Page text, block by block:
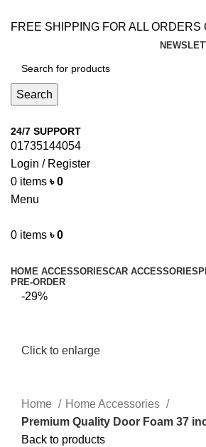
FREE SHIPPING FOR ALL ORDERS
Search
24/7 SUPPORT
01735144054
Login / Register
0 items ৳0
Menu
0 items ৳0
HOME ACCESSORIESCAR ACCESSORIES
PRE-ORDER
-29%
Click to enlarge
Home
Home Accessories
Premium Quality Door Foam 37
Back to products